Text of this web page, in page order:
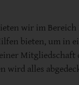
wir im
bieten, um in
wird alles